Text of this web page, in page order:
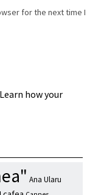
for the next time I
Learn how your
Ana Ularu